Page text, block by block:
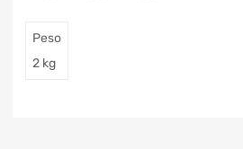
Peso
2 kg